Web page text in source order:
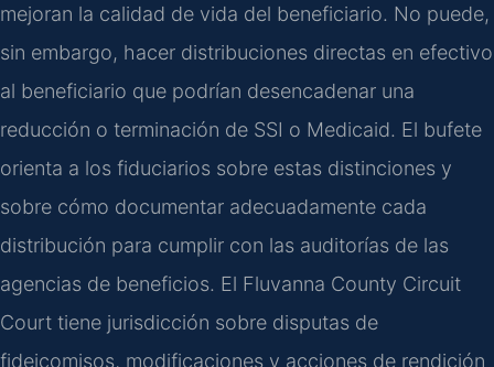
mejoran la calidad de vida del beneficiario. No puede,
sin embargo, hacer distribuciones directas en efectivo
al beneficiario que podrían desencadenar una
reducción o terminación de SSI o Medicaid. El bufete
orienta a los fiduciarios sobre estas distinciones y
sobre cómo documentar adecuadamente cada
distribución para cumplir con las auditorías de las
agencias de beneficios. El Fluvanna County Circuit
Court tiene jurisdicción sobre disputas de
fideicomisos, modificaciones y acciones de rendición